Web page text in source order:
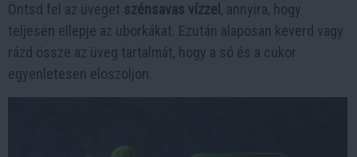
Öntsd fel az üveget szénsavas vízzel , annyira, hogy
teljesen ellepje az uborkákat. Ezután alaposan keverd vagy
rázd össze az üveg tartalmát, hogy a só és a cukor
egyenletesen eloszoljon.